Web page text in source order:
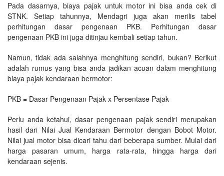
Pada dasarnya, biaya pajak untuk motor ini bisa anda cek di
STNK. Setiap tahunnya, Mendagri juga akan merilis tabel
perhitungan dasar pengenaan PKB. Perhitungan dasar
pengenaan PKB ini juga ditinjau kembali setiap tahun.
Namun, tidak ada salahnya menghitung sendiri, bukan? Berikut
adalah rumus yang bisa anda jadikan acuan dalam menghitung
biaya pajak kendaraan bermotor:
PKB = Dasar Pengenaan Pajak x Persentase Pajak
Perlu anda ketahui, dasar pengenaan pajak sendiri merupakan
hasil dari Nilai Jual Kendaraan Bermotor dengan Bobot Motor.
Nilai jual motor bisa dicari tahu dari beberapa sumber. Mulai dari
harga pasaran umum, harga rata-rata, hingga harga dari
kendaraan sejenis.